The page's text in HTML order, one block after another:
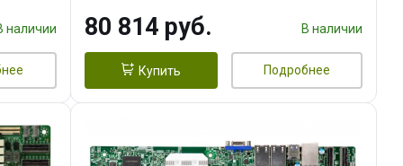
наличии 80 814 руб. В наличии
Купить Подробнее